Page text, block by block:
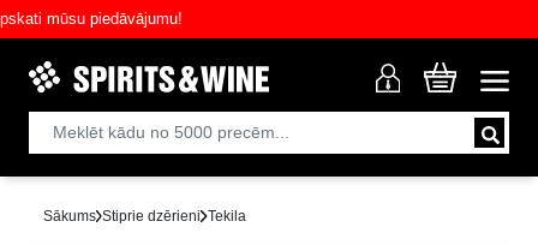
mūsu piedāvājumu!
Sākums Stiprie dzērieni Tekila